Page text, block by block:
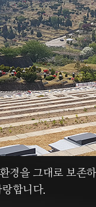
경을 그대로 보존
합니다.